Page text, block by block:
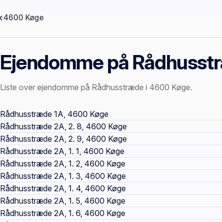
4600 Køge
Ejendomme på
Liste over ejendomme på Rådhusstræde i 4600 Køge.
Offentlige ejendomssider
Rådhusstræde 1A, 4600 Køge
Rådhusstræde 2A, 2. 8, 4600 Køge
Rådhusstræde 2A, 2. 9, 4600 Køge
Rådhusstræde 2A, 1. 1, 4600 Køge
Rådhusstræde 2A, 1. 2, 4600 Køge
Rådhusstræde 2A, 1. 3, 4600 Køge
Rådhusstræde 2A, 1. 4, 4600 Køge
Rådhusstræde 2A, 1. 5, 4600 Køge
Rådhusstræde 2A, 1. 6, 4600 Køge